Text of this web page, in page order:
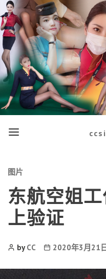
Menu
Categories
图片
东航空姐
上验证
PostbyCC
Post2020年3月21